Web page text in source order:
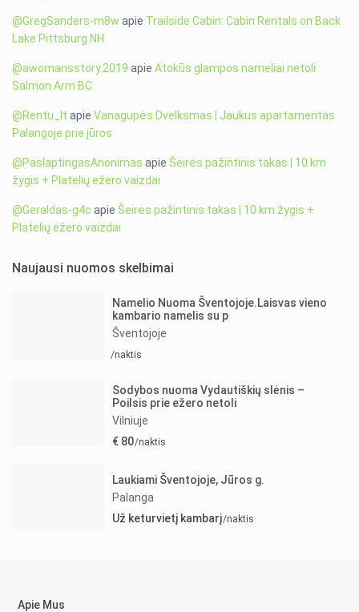
@GregSanders-m8w apie Trailside Cabin: Cabin Rentals on Back
Lake Pittsburg NH
@awomansstory.2019 apieAtokūs glampos nameliai netoli
Salmon Arm BC
@Rentu_lt apieVanagupės Dvelksmas | Jaukus apartamentas
Palangoje prie jūros
@PaslaptingasAnonimas apie Šeirės pažintinis takas | 10 km
žygis + Platelių ežero vaizdai
@Geraldas-g4c apie Šeirės pažintinis takas | 10 km žygis +
Platelių ežero vaizdai
Naujausi nuomos skelbimai
Namelio Nuoma Šventojoje.Laisvas vieno
kambario namelis su p
Šventojoje
/naktis
Sodybos nuoma Vydautiškių slėnis –
Poilsis prie ežero netoli
Vilniuje
€ 80/naktis
Laukiami Šventojoje, Jūros g.
Palanga
Už keturvietį kambarį/naktis
Apie Mus